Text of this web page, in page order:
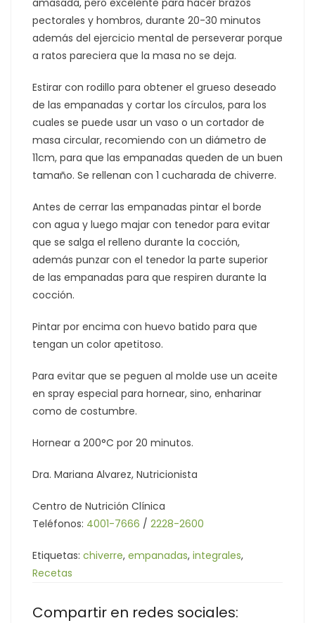
pectorales y hombros, durante 20-30 minutos
además del ejercicio mental de perseverar porque
a ratos pareciera que la masa no se deja.
Estirar con rodillo para obtener el grueso deseado
de las empanadas y cortar los círculos, para los
cuales se puede usar un vaso o un cortador de
masa circular, recomiendo con un diámetro de
11cm, para que las empanadas queden de un buen
tamaño. Se rellenan con 1 cucharada de chiverre.
Antes de cerrar las empanadas pintar el borde
con agua y luego majar con tenedor para evitar
que se salga el relleno durante la cocción,
además punzar con el tenedor la parte superior
de las empanadas para que respiren durante la
cocción.
Pintar por encima con huevo batido para que
tengan un color apetitoso.
Para evitar que se peguen al molde use un aceite
en spray especial para hornear, sino, enharinar
como de costumbre.
Hornear a 200°C por 20 minutos.
Dra. Mariana Alvarez, Nutricionista
Centro de Nutrición Clínica
Teléfonos: 4001-7666 / 2228-2600
Etiquetas: chiverre, empanadas, integrales,
Recetas
Compartir en redes sociales: